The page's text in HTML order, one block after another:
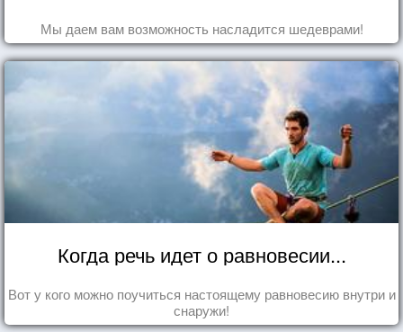
Мы даем вам возможность насладится шедеврами!
Когда речь идет о равновесии...
Вот у кого можно поучиться настоящему равновесию внутри и
снаружи!